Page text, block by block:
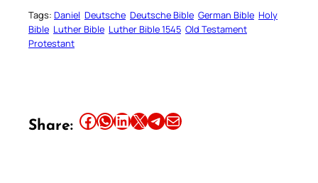
Tags: Daniel Deutsche Deutsche Bible German Bible Holy
Bible Luther Bible Luther Bible 1545 Old Testament
Protestant
Share: Share this article on Facebook Share this article on WhatsApp Share this article on LinkedIn Share this article on X Share this article on TelegramEmail this Article